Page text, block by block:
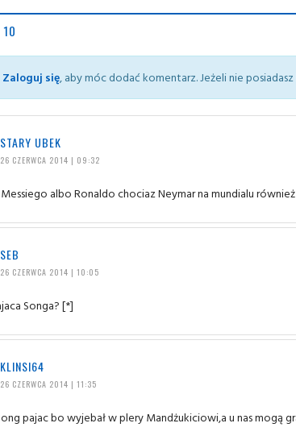
10
Zaloguj się, aby móc dodać komentarz. Jeżeli nie
STARY UBEK
26 CZERWCA 2014 | 09:32
albo Ronaldo chociaz Neymar na mundialu
SEB
26 CZERWCA 2014 | 10:05
Songa? [*]
KLINSI64
26 CZERWCA 2014 | 11:35
pajac bo wyjebał w plery Mandżukiciowi,a u nas mogą